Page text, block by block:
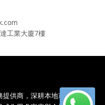
工業大廈7樓
供商，深耕本地市場多年，